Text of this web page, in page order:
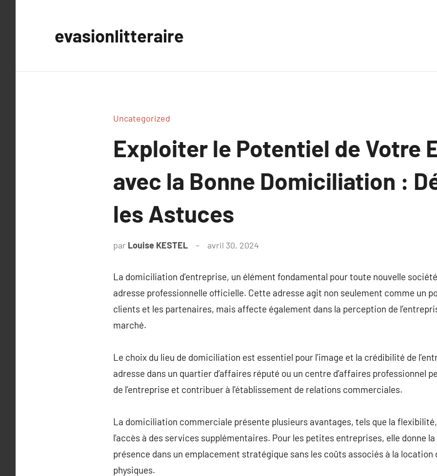
evasionlitteraire
Uncategorized
Exploiter le Potentiel de Votre
avec la Bonne Domiciliation :
les Astuces
par Louise KESTEL avril 30, 2024
La domiciliation d’entreprise, un élément fondamental pour toute nouvelle
adresse professionnelle officielle. Cette adresse agit non seulement comme un
clients et les partenaires, mais affecte également dans la perception de
marché.
Le choix du lieu de domiciliation est essentiel pour l’image et la crédibilité de
adresse dans un quartier d’affaires réputé ou un centre d’affaires professionnel
de l’entreprise et contribuer à l’établissement de relations commerciales.
La domiciliation commerciale présente plusieurs avantages, tels que la
l’accès à des services supplémentaires. Pour les petites entreprises, elle donne la
présence dans un emplacement stratégique sans les coûts associés à la location
physiques.